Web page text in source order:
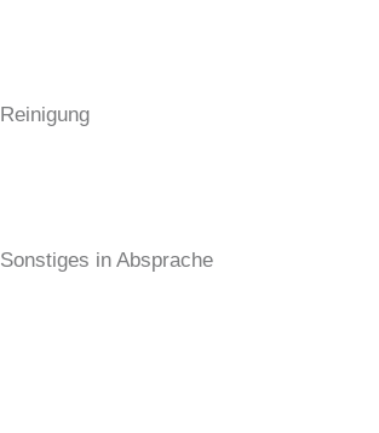
Reinigung
Sonstiges in Absprache